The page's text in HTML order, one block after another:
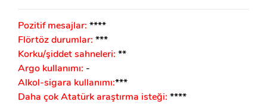
Pozitif mesajlar: ****
Flörtöz durumlar: ***
Korku/şiddet sahneleri: **
Argo kullanımı: -
Alkol-sigara kullanımı:***
Daha çok Atatürk araştırma isteği: ****